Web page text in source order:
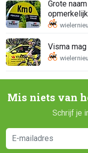
Grote
Visma
Mis niets van
Schrijf je